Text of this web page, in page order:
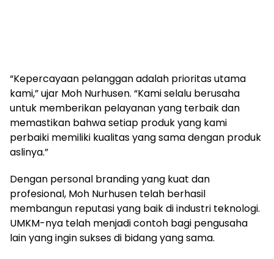
“Kepercayaan pelanggan adalah prioritas utama
kami,” ujar Moh Nurhusen. “Kami selalu berusaha
untuk memberikan pelayanan yang terbaik dan
memastikan bahwa setiap produk yang kami
perbaiki memiliki kualitas yang sama dengan produk
aslinya.”
Dengan personal branding yang kuat dan
profesional, Moh Nurhusen telah berhasil
membangun reputasi yang baik di industri teknologi.
UMKM-nya telah menjadi contoh bagi pengusaha
lain yang ingin sukses di bidang yang sama.